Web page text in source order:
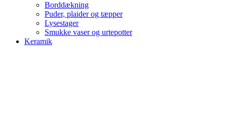
Borddækning
Puder, plaider og tæpper
Lysestager
Smukke vaser og urtepotter
Keramik